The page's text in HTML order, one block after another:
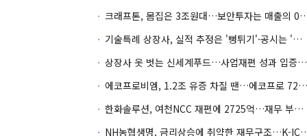
크래프톤, 몸집은 3조원대…
기술특례 상장사, 실적 추정은 '뻥튀기'·공시는 '누락'
상장사 옷 벗는 신세계푸드…사업재편 성과 입증할까
에코프로비엠, 1.2조 유증 차질 땐…에코프로 7270억 '독박'
한화솔루션, 여천NCC 재편에 2725억…재무 부담 커지나
NH농협생명, 금리상승에 취